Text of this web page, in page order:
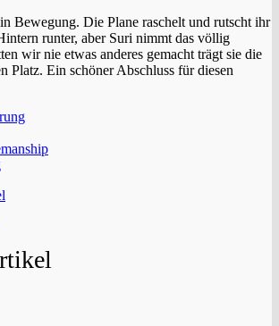
Bewegung. Die Plane raschelt und rutscht ihr
runter, aber Suri nimmt das völlig
wir nie etwas anderes gemacht trägt sie die
Platz. Ein schöner Abschluss für diesen